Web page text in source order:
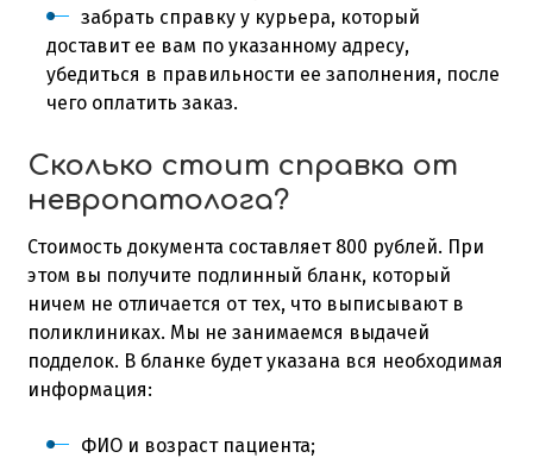
забрать справку у курьера, который
доставит ее вам по указанному адресу,
убедиться в правильности ее заполнения, после
чего оплатить заказ.
Сколько стоит справка от
невропатолога?
Стоимость документа составляет 800 рублей. При
этом вы получите подлинный бланк, который
ничем не отличается от тех, что выписывают в
поликлиниках. Мы не занимаемся выдачей
подделок. В бланке будет указана вся необходимая
информация:
ФИО и возраст пациента;